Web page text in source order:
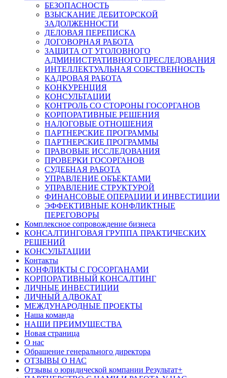
БЕЗОПАСНОСТЬ
ВЗЫСКАНИЕ ДЕБИТОРСКОЙ
ЗАДОЛЖЕННОСТИ
ДЕЛОВАЯ ПЕРЕПИСКА
ДОГОВОРНАЯ РАБОТА
ЗАЩИТА ОТ УГОЛОВНОГО
АДМИНИСТРАТИВНОГО ПРЕСЛЕДОВАНИЯ
ИНТЕЛЛЕКТУАЛЬНАЯ СОБСТВЕННОСТЬ
КАДРОВАЯ РАБОТА
КОНКУРЕНЦИЯ
КОНСУЛЬТАЦИИ
КОНТРОЛЬ СО СТОРОНЫ ГОСОРГАНОВ
КОРПОРАТИВНЫЕ РЕШЕНИЯ
НАЛОГОВЫЕ ОТНОШЕНИЯ
ПАРТНЕРСКИЕ ПРОГРАММЫ
ПАРТНЕРСКИЕ ПРОГРАММЫ
ПРАВОВЫЕ ИССЛЕДОВАНИЯ
ПРОВЕРКИ ГОСОРГАНОВ
СУДЕБНАЯ РАБОТА
УПРАВЛЕНИЕ ОБЪЕКТАМИ
УПРАВЛЕНИЕ СТРУКТУРОЙ
ФИНАНСОВЫЕ ОПЕРАЦИИ И ИНВЕСТИЦИИ
ЭФФЕКТИВНЫЕ КОНФЛИКТНЫЕ
ПЕРЕГОВОРЫ
Комплексное сопровождение бизнеса
КОНСАЛТИНГОВАЯ ГРУППА ПРАКТИЧЕСКИХ
РЕШЕНИЙ
КОНСУЛЬТАЦИИ
Контакты
КОНФЛИКТЫ С ГОСОРГАНАМИ
КОРПОРАТИВНЫЙ КОНСАЛТИНГ
ЛИЧНЫЕ ИНВЕСТИЦИИ
ЛИЧНЫЙ АДВОКАТ
МЕЖДУНАРОДНЫЕ ПРОЕКТЫ
Наша команда
НАШИ ПРЕИМУЩЕСТВА
Новая страница
О нас
Обращение генерального директора
ОТЗЫВЫ О НАС
Отзывы о юридической компании Результат+